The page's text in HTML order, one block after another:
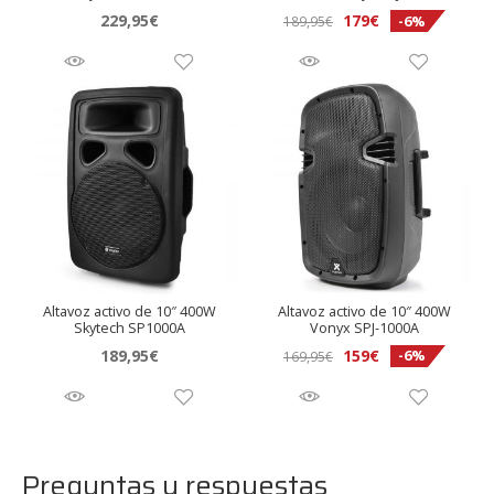
229,95€ 189,95€
El
era:
189,95€.
179€El
actual
es:
179€.
-6%
Altavoz activo de 10″ 400W
Skytech SP1000A
189,95€
Altavoz activo de 10″ 400W
Vonyx SPJ-1000A
169,95€
El
159€El
actual
-6%
Preguntas y respuestas